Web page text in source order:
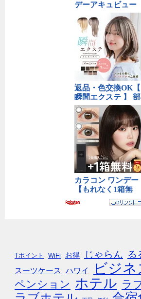
Tポイント WiFi お得 じゃらん る
スーツケース ハワイ ビジ
ペンション ホテル ラ